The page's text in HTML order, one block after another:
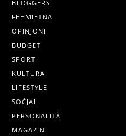
BLOGGERS
FEHMIETNA
OPINJONI
BUDGET
SPORT
KULTURA
LIFESTYLE
SOĊJAL
PERSONALITÀ
MAGAŻIN